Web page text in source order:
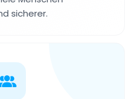
sicherer.